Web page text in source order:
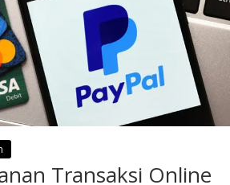
Transaksi Online